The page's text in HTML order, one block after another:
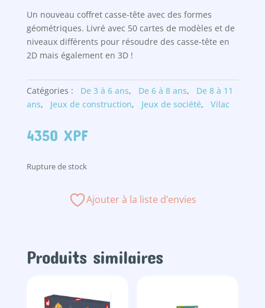
Un nouveau coffret casse-tête avec des formes
géométriques. Livré avec 50 cartes de modèles et de
niveaux différents pour résoudre des casse-tête en
2D mais également en 3D !
Catégories : De 3 à 6 ans, De 6 à 8 ans,
De 8 à 11
ans, Jeux de construction, Jeux de société, Vilac
4350 XPF
Rupture de stock
Ajouter à la liste d’envies
Produits similaires